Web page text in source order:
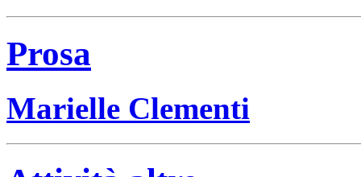
Prosa
Marielle Clementi